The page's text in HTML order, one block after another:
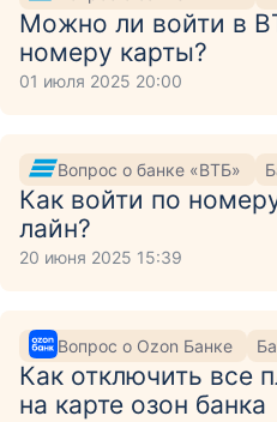
Можно ли войти в
номеру карты?
01 июля 2025 20:00
Вопрос о банке «ВТБ»
Как войти по
лайн?
20 июня 2025 15:39
Вопрос о Ozon Банке
Как отключить все
на карте озон банка